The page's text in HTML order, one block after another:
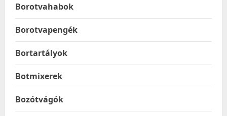
Borotvahabok
Borotvapengék
Bortartályok
Botmixerek
Bozótvágók